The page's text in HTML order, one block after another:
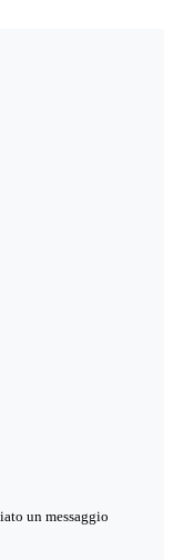
un messaggio